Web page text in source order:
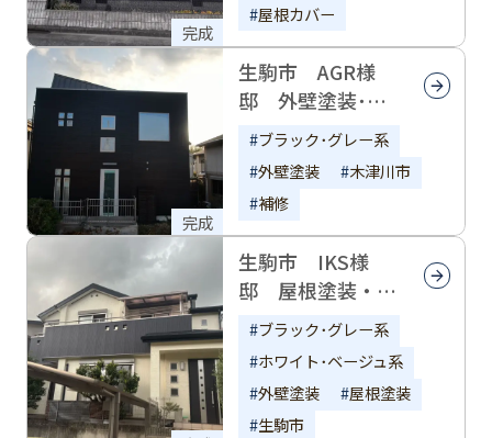
完成
屋根カバー
完成
生駒市 AGR様
邸 外壁塗装･屋
根補修
ブラック･グレー系
外壁塗装
木津川市
補修
生駒市 IKS様
邸 屋根塗装・外
壁塗装
ブラック･グレー系
ホワイト･ベージュ系
外壁塗装
屋根塗装
生駒市